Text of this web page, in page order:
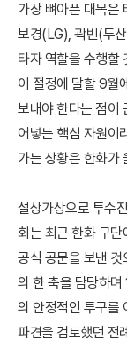
가장 뼈아픈 대목은
보경(LG), 곽빈(두
타자 역할을 수행할
이 절정에 달할 9월
보내야 한다는 점이
어넣는 핵심 자원이
가는 상황은 한화가
설상가상으로 투수
회는 최근 한화 구
공식 공문을 보낸 것
의 한 축을 담당하
의 안정적인 투구를
파견을 검토했던 전